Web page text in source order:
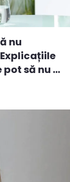
nu
să nu ...